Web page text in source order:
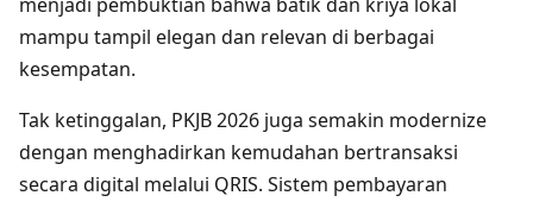
mampu tampil elegan dan relevan di berbagai
kesempatan.
Tak ketinggalan, PKJB 2026 juga semakin modernize
dengan menghadirkan kemudahan bertransaksi
secara digital melalui QRIS. Sistem pembayaran